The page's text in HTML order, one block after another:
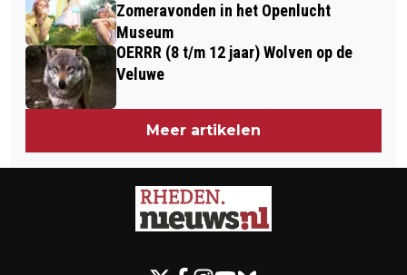
Zomeravonden in het Openlucht
Museum
OERRR (8 t/m 12 jaar) Wolven op de
Veluwe
Meer artikelen